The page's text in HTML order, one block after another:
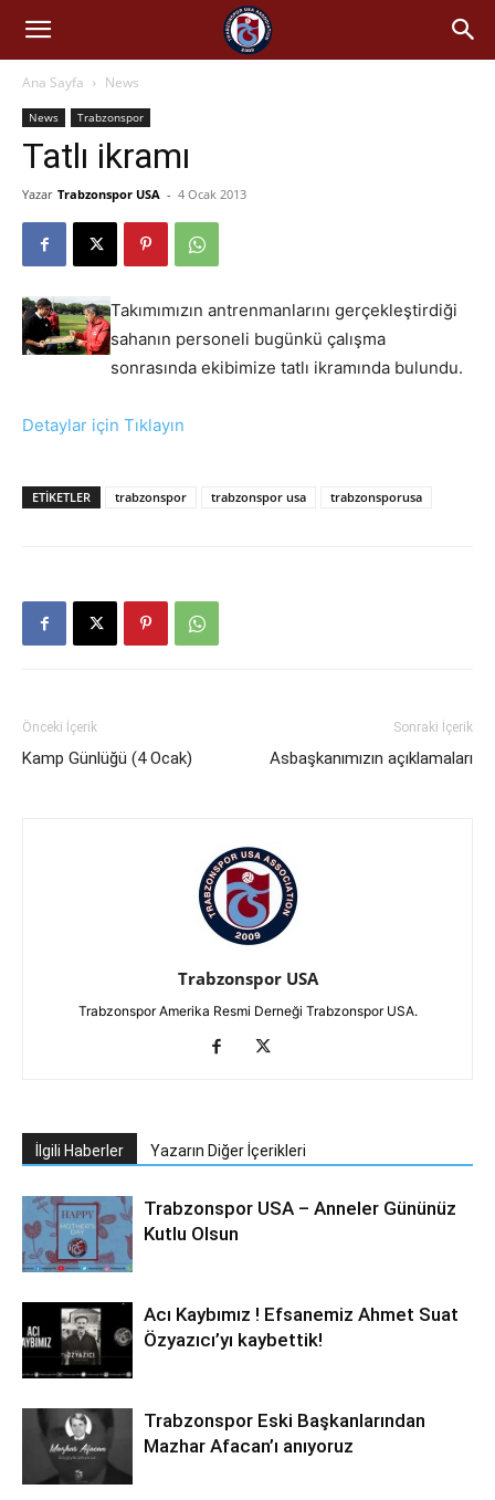
Ana Sayfa News
News Trabzonspor
Tatlı ikramı
Yazar Trabzonspor USA - 4 Ocak 2013
Takımımızın antrenmanlarını gerçekleştirdiği
sahanın personeli bugünkü çalışma
sonrasında ekibimize tatlı ikramında bulundu.
Detaylar için Tıklayın
ETIKETLER trabzonspor trabzonspor usa trabzonsporusa
Önceki İçerik
Kamp Günlüğü (4 Ocak)
Sonraki İçerik
Asbaşkanımızın açıklamaları
Trabzonspor USA
Trabzonspor Amerika Resmi Derneği Trabzonspor USA.
İlgili Haberler Yazarın Diğer İçerikleri
Trabzonspor USA – Anneler Gününüz
Kutlu Olsun
Acı Kaybımız ! Efsanemiz Ahmet Suat
Özyazıcı’yı kaybettik!
Trabzonspor Eski Başkanlarından
Mazhar Afacan’ı anıyoruz